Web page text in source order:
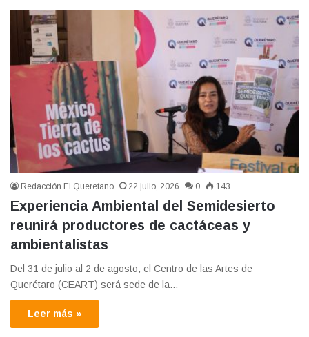
Redacción El Queretano 22 julio, 2026 0 143
Experiencia Ambiental del Semidesierto
reunirá productores de cactáceas y
ambientalistas
Del 31 de julio al 2 de agosto, el Centro de las Artes de
Querétaro (CEART) será sede de la…
Leer más »